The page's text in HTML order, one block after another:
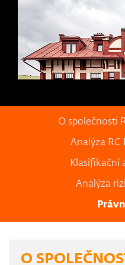
O společnosti
Analýza RC
Klasifikační
Analýza
O